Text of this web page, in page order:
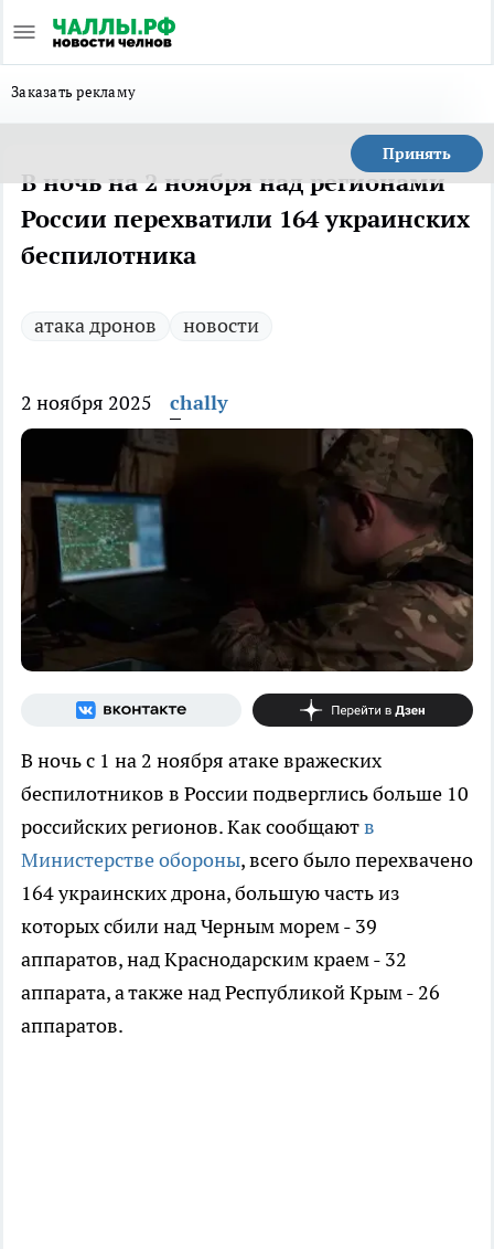
Заказать рекламу
Принять
В ночь на 2 ноября над регионами
России перехватили 164 украинских
беспилотника
атака дронов новости
2 ноября 2025 chally
В ночь с 1 на 2 ноября атаке вражеских
беспилотников в России подверглись больше 10
российских регионов. Как сообщаютв
Министерстве обороны, всего было перехвачено
164 украинских дрона, большую часть из
которых сбили над Черным морем - 39
аппаратов, над Краснодарским краем - 32
аппарата, а также над Республикой Крым - 26
аппаратов.